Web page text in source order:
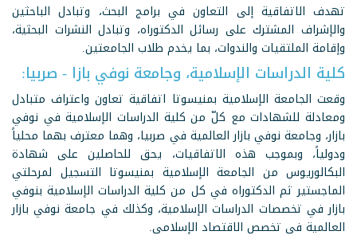
تهدف الاتفاقية إلى التعاون في برامج البحث، وتبادل الباحثين
والإشراف المشترك على رسائل الدكتوراه، وتبادل النشرات البحثية،
وإقامة الملتقيات والندوات، بما يخدم طلاب الجامعتين.
كلية الدراسات الإسلامية، وجامعة نوفي بازا - صربيا:
وقعت الجامعة الإسلامية بمنيسوتا اتفاقية تعاون واعتراف متبادل
ومعادلة للشهادات مع كلّ من كلية الدراسات الإسلامية في نوفي
بازار، وجامعة نوفي بازار العالمية في صربيا، وهما معترف بهما محلياً
ودولياً، وبموجب هذه الاتفاقيات، يحق للحاصلين على شهادة
البكالوريوس من الجامعة الإسلامية بمنيسوتا التسجيل لمرحلتي
الماجستير ثم الدكتوراه في كل من كلية الدراسات الإسلامية بنوفي
بازار في تخصصات الدراسات الإسلامية، وكذلك في جامعة نوفي بازار
العالمية في تخصص الاقتصاد الإسلامي.